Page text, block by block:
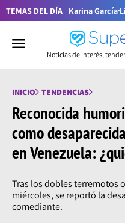
TEMAS DEL DÍA Karina García
Noticias de interés,
INICIO TENDENCIAS
Reconocida
como
en Venezuela:
Tras los dobles terremotos
miércoles, se reportó la
comediante.